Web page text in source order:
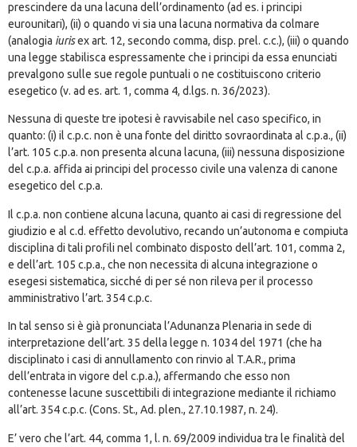
prescindere da una lacuna dell’ordinamento (ad es. i principi
eurounitari), (ii) o quando vi sia una lacuna normativa da colmare
(analogia iurisex art. 12, secondo comma, disp. prel. c.c.), (iii) o quando
una legge stabilisca espressamente che i principi da essa enunciati
prevalgono sulle sue regole puntuali o ne costituiscono criterio
esegetico (v. ad es. art. 1, comma 4, d.lgs. n. 36/2023).
Nessuna di queste tre ipotesi è ravvisabile nel caso specifico, in
quanto: (i) il c.p.c. non è una fonte del diritto sovraordinata al c.p.a., (ii)
l’art. 105 c.p.a. non presenta alcuna lacuna, (iii) nessuna disposizione
del c.p.a. affida ai principi del processo civile una valenza di canone
esegetico del c.p.a.
Il c.p.a. non contiene alcuna lacuna, quanto ai casi di regressione del
giudizio e al c.d. effetto devolutivo, recando un’autonoma e compiuta
disciplina di tali profili nel combinato disposto dell’art. 101, comma 2,
e dell’art. 105 c.p.a., che non necessita di alcuna integrazione o
esegesi sistematica, sicché di per sé non rileva per il processo
amministrativo l’art. 354 c.p.c.
In tal senso si è già pronunciata l’Adunanza Plenaria in sede di
interpretazione dell’art. 35 della legge n. 1034 del 1971 (che ha
disciplinato i casi di annullamento con rinvio al T.A.R., prima
dell’entrata in vigore del c.p.a.), affermando che esso non
contenesse lacune suscettibili di integrazione mediante il richiamo
all’art. 354 c.p.c. (Cons. St., Ad. plen., 27.10.1987, n. 24).
E’ vero che l’art. 44, comma 1, l. n. 69/2009 individua tra le finalità del